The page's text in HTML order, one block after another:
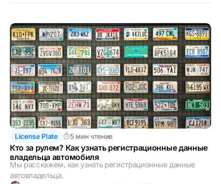
License Plate 5 мин чтение
Кто за рулем? Как узнать регистрационные данные
владельца автомобиля
Мы расскажем, как узнать регистрационные данные
автовладельца.